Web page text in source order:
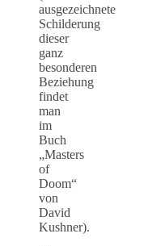
ausgezeichnete
Schilderung
dieser
ganz
besonderen
Beziehung
findet
man
im
Buch
„Masters
of
Doom“
von
David
Kushner).